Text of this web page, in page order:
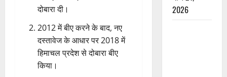
दोबारा दी।
2012 में बीए करने के बाद, नए
दस्तावेज के आधार पर 2018 में
हिमाचल प्रदेश से दोबारा बीए
किया।
2026